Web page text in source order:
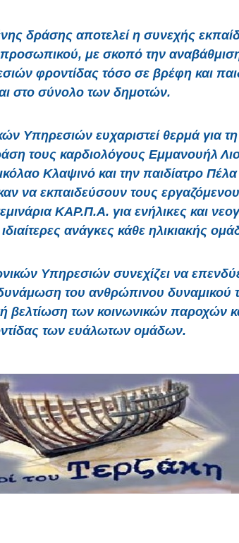
δράσης αποτελεί η συνεχής
με σκοπό την
φροντίδας τόσο σε βρέφη και
στο σύνολο των δημοτών.
Υπηρεσιών ευχαριστεί θερμά για
τους καρδιολόγους Εμμανουήλ
Κλαψινό και την παιδίατρο
να εκπαιδεύσουν τους
ΚΑΡ.Π.Α. για ενήλικες και
ανάγκες κάθε ηλικιακής
Υπηρεσιών συνεχίζει να
του ανθρώπινου δυναμικού
βελτίωση των κοινωνικών παροχών
των ευάλωτων ομάδων.